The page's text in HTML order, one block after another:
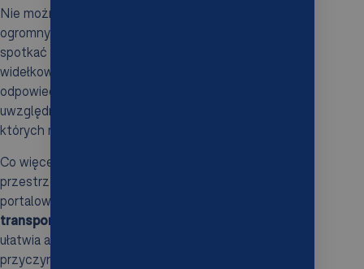
Nie można zapomnieć o
ogromny wpływ na funkcjonalność robota. Można
spotkać chwytaki o różnych konstrukcjach, takich jak
widełkowe, próżniowe czy warstwowe. Wybór
odpowiedniego gatunku powinien być przemyślany,
uwzględniając specyfikę produktów oraz procesy, w
których roboty będą wykorzystywane.
Co więcej, aby w pełni wykorzystać dostępna
przestrzeń roboczą i podnieść efektywność, roboty
portalowe powinny współpracować z
transportu wewnętrznego
ułatwia automatyzację procesów produkcyjnych i
przyczynia się do ich wzrostu skuteczności.